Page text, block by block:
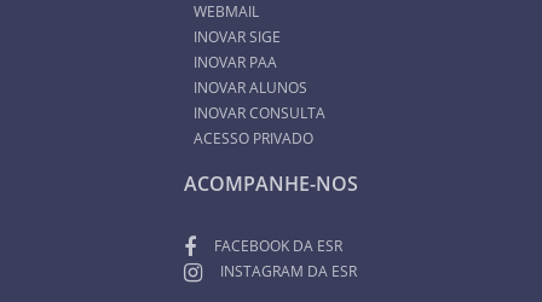
WEBMAIL
INOVAR SIGE
INOVAR PAA
INOVAR ALUNOS
INOVAR CONSULTA
ACESSO PRIVADO
ACOMPANHE-NOS
FACEBOOK DA ESR
INSTAGRAM DA ESR